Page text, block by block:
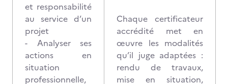
et responsabilité
au service d’un
projet
- Analyser ses
actions en
situation
professionnelle,
Chaque certificateur
accrédité met en
œuvre les modalités
qu’il juge adaptées :
rendu de travaux,
mise en situation,